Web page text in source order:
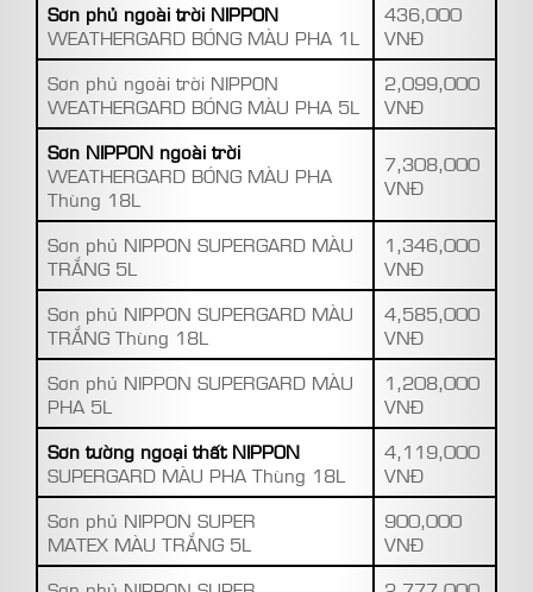
Sơn phủ ngoài trời NIPPON
WEATHERGARD BÓNG MÀU PHA 1L
436,000
VNĐ
Sơn phủ ngoài trời NIPPON
WEATHERGARD BÓNG MÀU PHA 5L
2,099,000
VNĐ
Sơn NIPPON ngoài trời
WEATHERGARD BÓNG MÀU PHA
Thùng 18L
7,308,000
VNĐ
Sơn phủ NIPPON SUPERGARD MÀU
TRẮNG 5L
1,346,000
VNĐ
Sơn phủ NIPPON SUPERGARD MÀU
TRẮNG Thùng 18L
4,585,000
VNĐ
Sơn phủ NIPPON SUPERGARD MÀU
PHA 5L
1,208,000
VNĐ
Sơn tường ngoại thất NIPPON
SUPERGARD MÀU PHA Thùng 18L
4,119,000
VNĐ
Sơn phủ NIPPON SUPER
MATEX MÀU TRẮNG 5L
900,000
VNĐ